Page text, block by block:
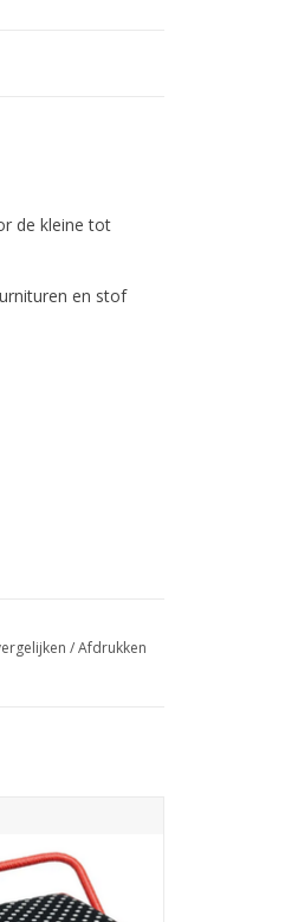
de kleine tot
en stof
/Afdrukken